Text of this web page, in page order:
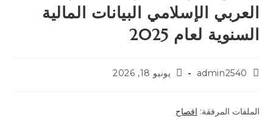
العربي الإسلامي البيانات المالية
السنوية لعام 2025
admin2540 يونيو 18, 2026
الملفات المرفقة: افصاح